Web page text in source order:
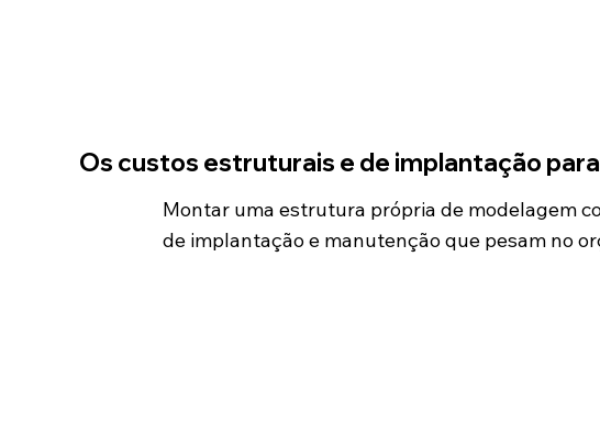
Os custos estruturais e de implantação
Montar uma estrutura própria de modelagem
de implantação e manutenção que pesam no